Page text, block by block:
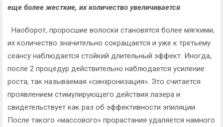
еще более жесткие, их количество увеличивается
Наоборот, проросшие волоски становятся более мягкими,
их количество значительно сокращается и уже к третьему
сеансу наблюдается стойкий длительный эффект. Иногда,
после 2 процедур действительно наблюдается усиление
роста, так называемая «синхронизация». Это считается
проявлением стимулирующего действия лазера и
свидетельствует как раз об эффективности эпиляции.
После такого «массового» прорастания удаляется намного